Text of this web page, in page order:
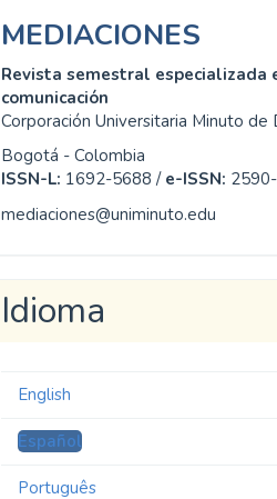
MEDIACIONES
Revista semestral especializada
comunicación
Corporación Universitaria Minuto de
Bogotá - Colombia
ISSN-L: 1692-5688 / e-ISSN:
mediaciones@uniminuto.edu
Idioma
English
Español
Português